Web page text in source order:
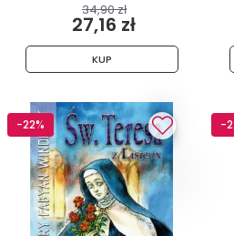
34,90 zł
27,16 zł
KUP
-22% -